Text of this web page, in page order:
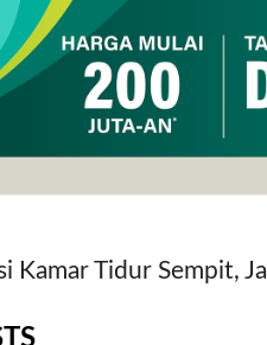
Kamar Tidur Sempit,